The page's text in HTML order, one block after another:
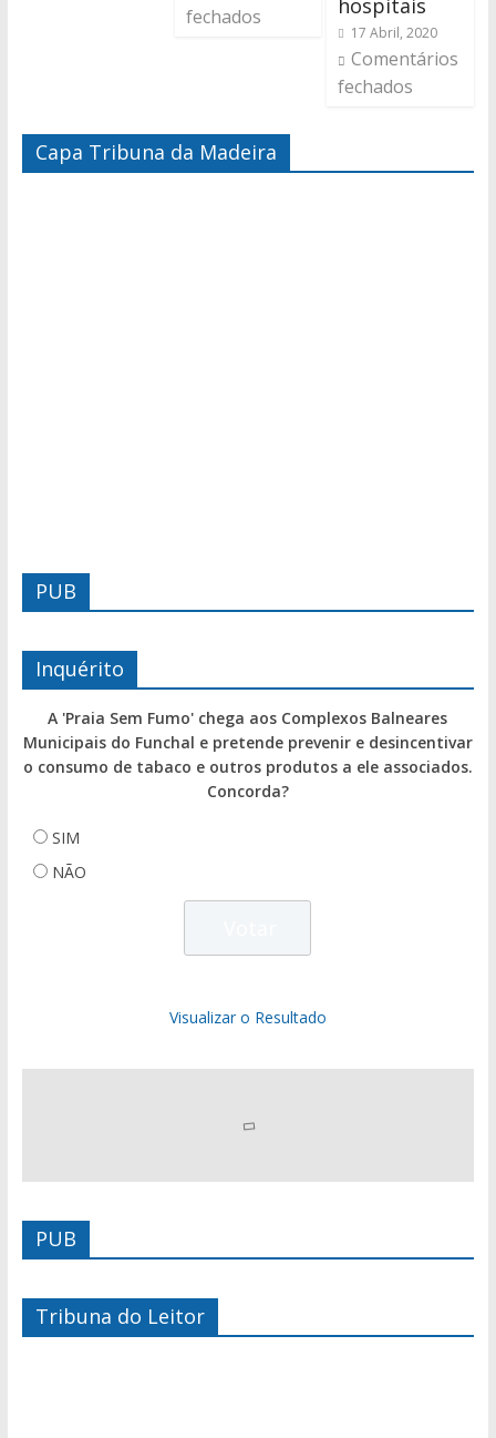
fechados
hospitais
17 Abril, 2020
Comentários
fechados
Capa Tribuna da Madeira
PUB
Inquérito
A 'Praia Sem Fumo' chega aos Complexos Balneares
Municipais do Funchal e pretende prevenir e desincentivar
o consumo de tabaco e outros produtos a ele associados.
Concorda?
SIM
NÃO
Visualizar o Resultado
PUB
Tribuna do Leitor